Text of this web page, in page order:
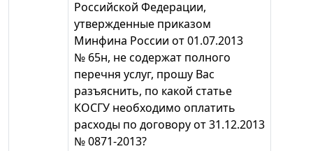
Российской Федерации,
утвержденные приказом
Минфина России от 01.07.2013
№ 65н, не содержат полного
перечня услуг, прошу Вас
разъяснить, по какой статье
КОСГУ необходимо оплатить
расходы по договору от 31.12.2013
№ 0871-2013?